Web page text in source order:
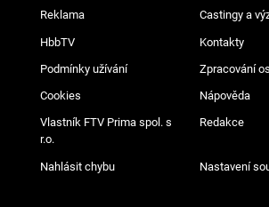
Reklama Castingy a
HbbTV Kontakty
Podmínky užívání Zpracování
Cookies Nápověda
Vlastník FTV Prima spol. s
r.o.
Redakce
Nahlásit chybu Nastavení